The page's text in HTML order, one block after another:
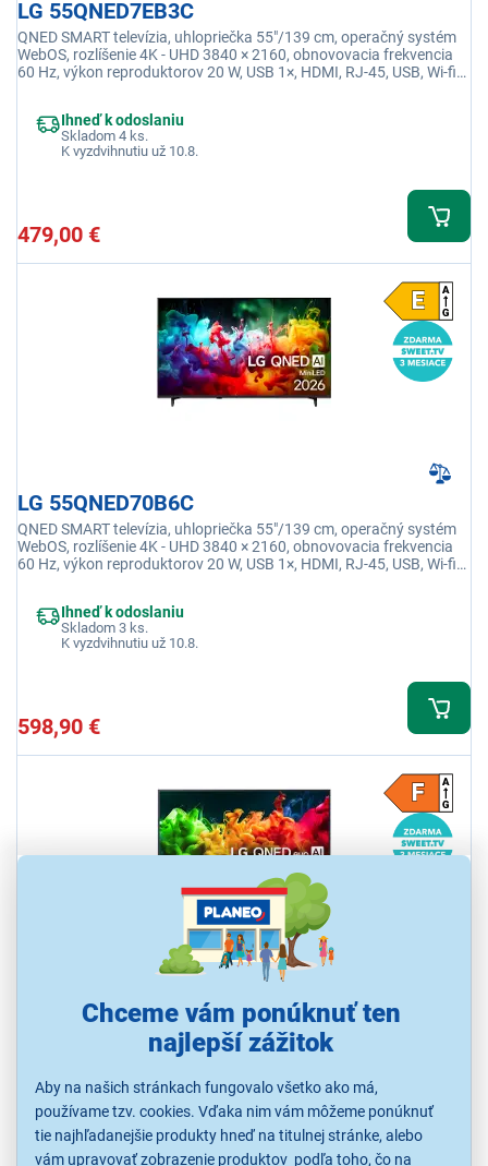
Chceme vám ponúknuť ten
najlepší zážitok
Aby na našich stránkach fungovalo všetko ako má,
používame tzv. cookies. Vďaka nim vám môžeme ponúknuť
tie najhľadanejšie produkty hneď na titulnej stránke, alebo
vám upravovať zobrazenie produktov podľa toho, čo na
LG 55QNED7EB3C
QNED SMART televízia, uhlopriečka 55"/139 cm, operačný systém
WebOS, rozlíšenie 4K - UHD 3840 × 2160, obnovovacia frekvencia
60 Hz, výkon reproduktorov 20 W, USB 1×, HDMI, RJ-45, USB, Wi-fi
Ihneď k odoslaniu
Skladom 4 ks.
K vyzdvihnutiu už 10.8.
479,00 €
LG 55QNED70B6C
QNED SMART televízia, uhlopriečka 55"/139 cm, operačný systém
WebOS, rozlíšenie 4K - UHD 3840 × 2160, obnovovacia frekvencia
60 Hz, výkon reproduktorov 20 W, USB 1×, HDMI, RJ-45, USB, Wi-fi
Ihneď k odoslaniu
Skladom 3 ks.
K vyzdvihnutiu už 10.8.
598,90 €
QNED SMART televízia, uhlopriečka 55"/139 cm, operačný systém
WebOS, rozlíšenie 4K - UHD 3840 × 2160, obnovovacia frekvencia
60 Hz, výkon reproduktorov 20 W, USB 1×, HDMI, RJ-45, USB, Wi-fi
Ihneď k odoslaniu
Skladom 2 ks.
K vyzdvihnutiu už 10.8.